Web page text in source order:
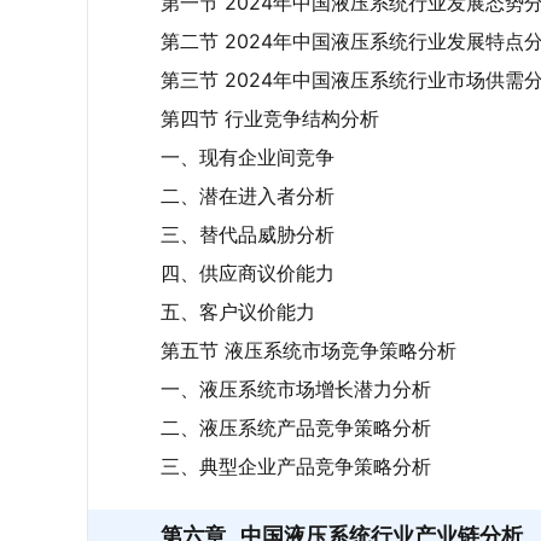
第二节 2024年中国液压系统行业发展特点
第三节 2024年中国液压系统行业市场供需
第四节 行业竞争结构分析
一、现有企业间竞争
二、潜在进入者分析
三、替代品威胁分析
四、供应商议价能力
五、客户议价能力
第五节 液压系统市场竞争策略分析
一、液压系统市场增长潜力分析
二、液压系统产品竞争策略分析
三、典型企业产品竞争策略分析
第六章 中国液压系统行业产业链分析